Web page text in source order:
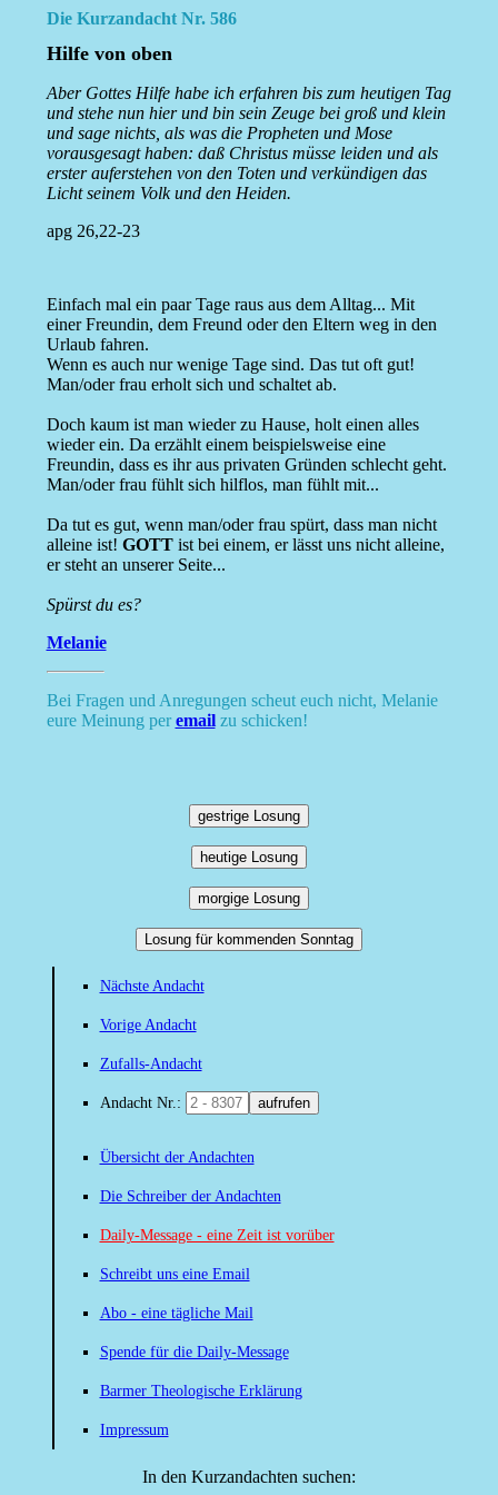
Die Kurzandacht Nr. 586
Hilfe von oben
Aber Gottes Hilfe habe ich erfahren bis zum heutigen Tag
und stehe nun hier und bin sein Zeuge bei groß und klein
und sage nichts, als was die Propheten und Mose
vorausgesagt haben: daß Christus müsse leiden und als
erster auferstehen von den Toten und verkündigen das
Licht seinem Volk und den Heiden.
apg 26,22-23
Einfach mal ein paar Tage raus aus dem Alltag... Mit
einer Freundin, dem Freund oder den Eltern weg in den
Urlaub fahren.
Wenn es auch nur wenige Tage sind. Das tut oft gut!
Man/oder frau erholt sich und schaltet ab.
Doch kaum ist man wieder zu Hause, holt einen alles
wieder ein. Da erzählt einem beispielsweise eine
Freundin, dass es ihr aus privaten Gründen schlecht geht.
Man/oder frau fühlt sich hilflos, man fühlt mit...
Da tut es gut, wenn man/oder frau spürt, dass man nicht
alleine ist! GOTTist bei einem, er lässt uns nicht alleine,
er steht an unserer Seite...
Spürst du es?
Melanie
Bei Fragen und Anregungen scheut euch nicht, Melanie
eure Meinung peremailzu schicken!
gestrige Losung
heutige Losung
morgige Losung
Losung für kommenden Sonntag
Nächste Andacht
Vorige Andacht
Zufalls-Andacht
Andacht Nr.: aufrufen
Übersicht der Andachten
Die Schreiber der Andachten
Daily-Message - eine Zeit ist vorüber
Schreibt uns eine Email
Abo - eine tägliche Mail
Spende für die Daily-Message
Barmer Theologische Erklärung
Impressum
In den Kurzandachten suchen: